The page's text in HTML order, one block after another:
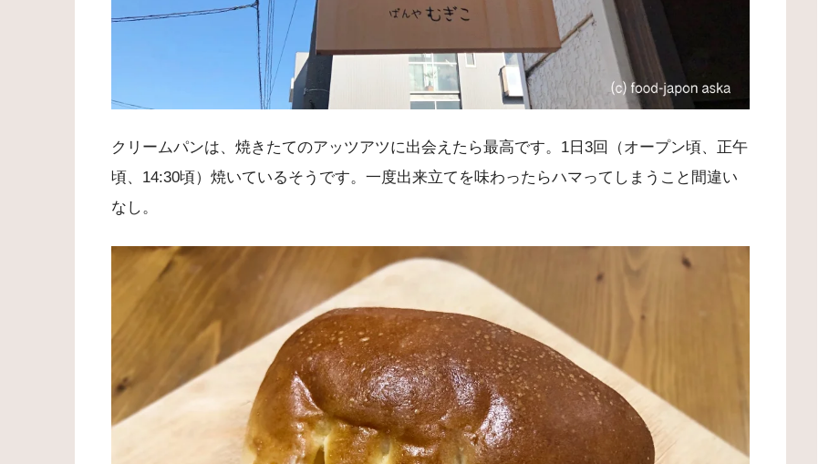
クリームパンは、焼きたてのアッツアツに出会えたら最高です。1日3回（オープン頃、正午
頃、14:30頃）焼いているそうです。一度出来立てを味わったらハマってしまうこと間違い
なし。